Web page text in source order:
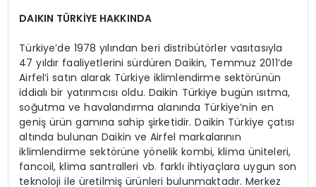
DAIKIN TÜRKİYE HAKKINDA
Türkiye’de 1978 yılından beri distribütörler vasıtasıyla
47 yıldır faaliyetlerini sürdüren Daikin, Temmuz 2011’de
Airfel’i satın alarak Türkiye iklimlendirme sektörünün
iddialı bir yatırımcısı oldu. Daikin Türkiye bugün ısıtma,
soğutma ve havalandırma alanında Türkiye’nin en
geniş ürün gamına sahip şirketidir. Daikin Türkiye çatısı
altında bulunan Daikin ve Airfel markalarının
iklimlendirme sektörüne yönelik kombi, klima üniteleri,
fancoil, klima santralleri vb. farklı ihtiyaçlara uygun son
teknoloji ile üretilmiş ürünleri bulunmaktadır. Merkez